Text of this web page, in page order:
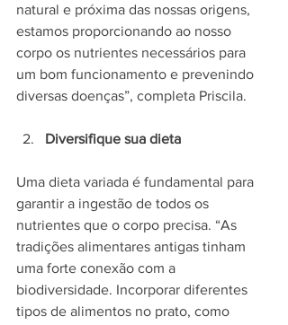
natural e próxima das nossas origens,
estamos proporcionando ao nosso
corpo os nutrientes necessários para
um bom funcionamento e prevenindo
diversas doenças”, completa Priscila.
Diversifique sua dieta
Uma dieta variada é fundamental para
garantir a ingestão de todos os
nutrientes que o corpo precisa. “As
tradições alimentares antigas tinham
uma forte conexão com a
biodiversidade. Incorporar diferentes
tipos de alimentos no prato, como